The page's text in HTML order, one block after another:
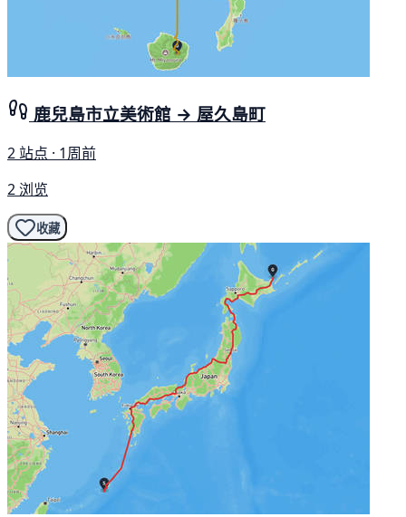
鹿兒島市立美術館 → 屋久島町
2 站点 · 1周前
2 浏览
收藏